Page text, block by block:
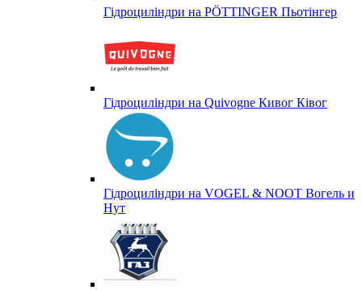
Гідроциліндри на PÖTTINGER Пьотінгер
Гідроциліндри на Quivogne Кивог Ківог
Гідроциліндри на VOGEL & NOOT Вогель и
Нут